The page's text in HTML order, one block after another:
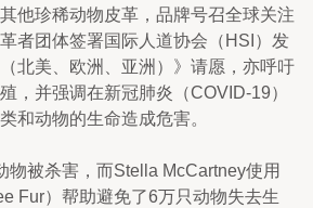
他珍稀动物皮革，品牌号召全球关注
者团体签署国际人道协会（HSI）发
北美、欧洲、亚洲）》请愿，亦呼吁
，并强调在新冠肺炎（COVID-19）
和动物的生命造成危害。
物被杀害，而Stella McCartney使用
Fur）帮助避免了6万只动物失去生